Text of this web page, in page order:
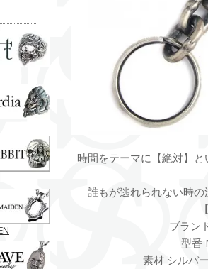
時間をテーマに【絶対】
誰もが逃れられない時
ブラン
型番
素材 シルバ